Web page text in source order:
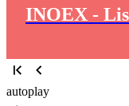
INOEX -
autoplay